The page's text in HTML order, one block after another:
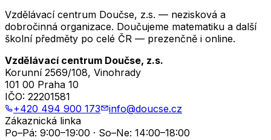
Vzdělávací centrum Doučse, z.s. — nezisková a
dobročinná organizace. Doučujeme matematiku a další
školní předměty po celé ČR — prezenčně i online.
Vzdělávací centrum Doučse, z.s.
Korunní 2569/108, Vinohrady
101 00 Praha 10
IČO: 22201581
+420 494 900 173
info@doucse.cz
Zákaznická linka
Po–Pá: 9:00–19:00 · So–Ne: 14:00–18:00